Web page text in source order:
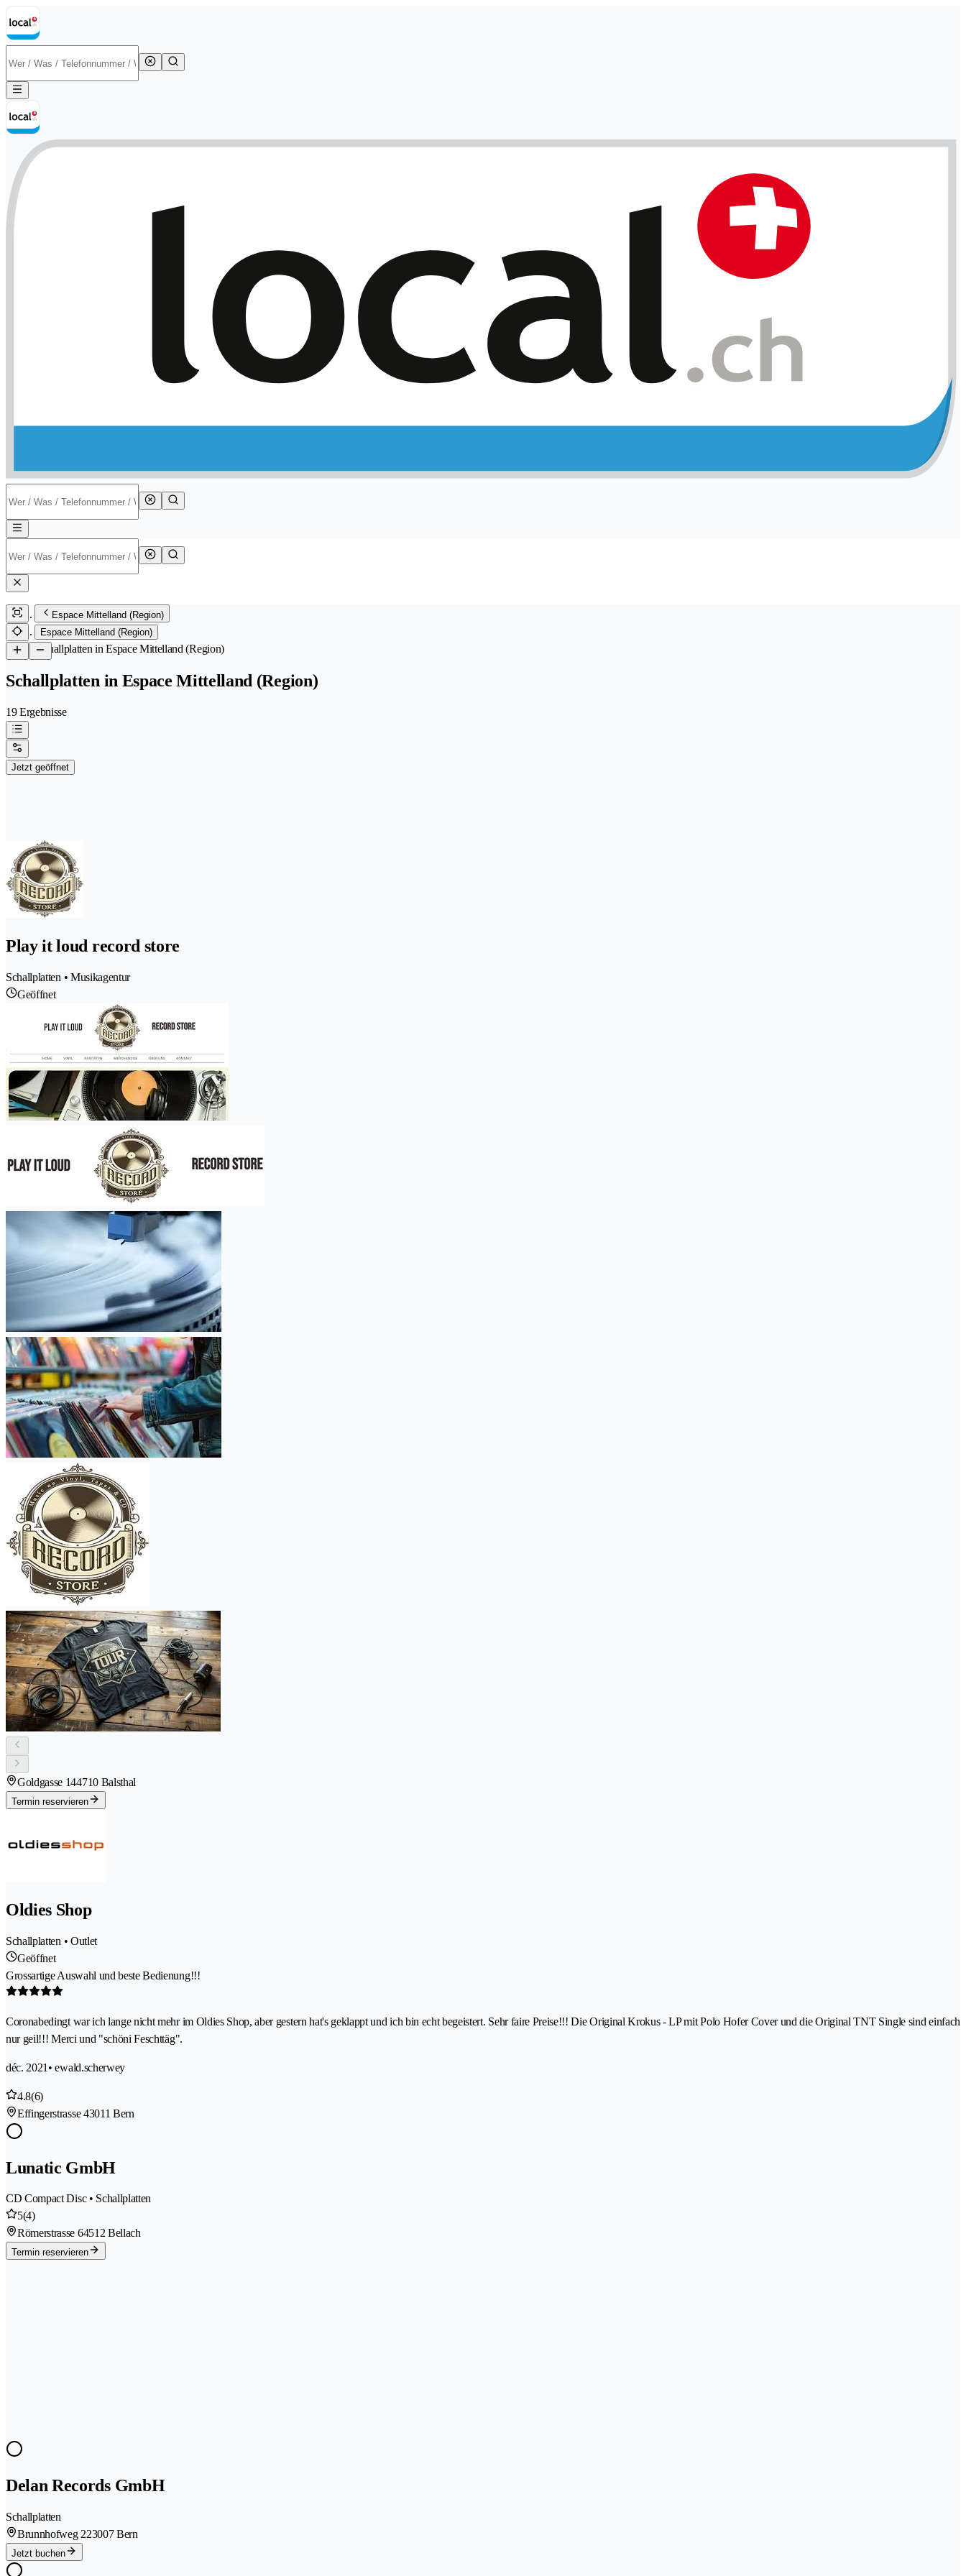
Espace Mittelland (Region)
Espace Mittelland (Region)
/Schallplatten in Espace Mittelland (Region)
Schallplatten in Espace Mittelland (Region)
19 Ergebnisse
Jetzt geöffnet
Play it loud record store
Schallplatten • Musikagentur
Geöffnet
Goldgasse 144710 Balsthal
Termin reservieren
Oldies Shop
Schallplatten • Outlet
Geöffnet
Grossartige Auswahl und beste Bedienung!!!
Coronabedingt war ich lange nicht mehr im Oldies Shop, aber gestern hat's geklappt und ich bin echt begeistert. Sehr faire Preise!!! Die Original Krokus - LP mit Polo Hofer Cover und die Original TNT Single sind einfach
nur geil!!! Merci und "schöni Feschttäg".
déc. 2021 • ewald.scherwey
4.8(6)
Effingerstrasse 43011 Bern
Lunatic GmbH
CD Compact Disc • Schallplatten
5(4)
Römerstrasse 64512 Bellach
Termin reservieren
Delan Records GmbH
Schallplatten
Brunnhofweg 223007 Bern
Jetzt buchen